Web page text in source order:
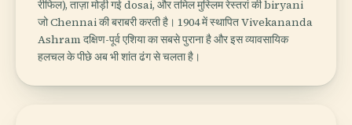
रीफिल), ताज़ा मोड़ी गई dosai, और तमिल मुस्लिम रेस्तरां की biryani
जो Chennai की बराबरी करती है। 1904 में स्थापित Vivekananda
Ashram दक्षिण-पूर्व एशिया का सबसे पुराना है और इस व्यावसायिक
हलचल के पीछे अब भी शांत ढंग से चलता है।